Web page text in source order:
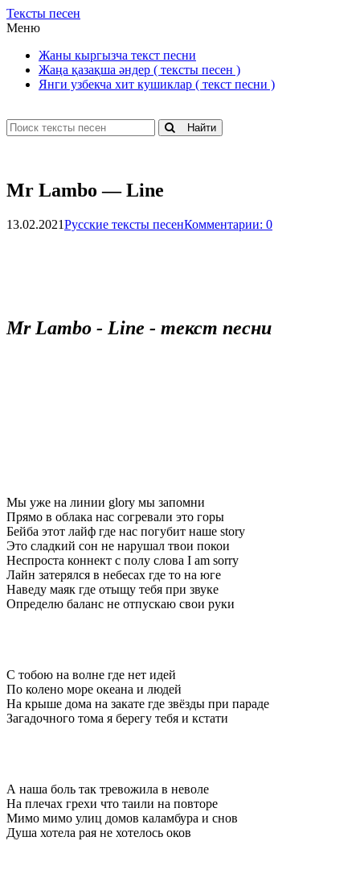
Тексты песен
Меню
Жаны кыргызча текст песни
Жаңа қазақша әндер ( тексты песен )
Янги узбекча хит кушиклар ( текст песни )
Найти
Mr Lambo — Line
13.02.2021Русские тексты песенКомментарии: 0
Mr Lambo - Line - текст песни
Мы уже на линии glory мы запомни
Прямо в облака нас согревали это горы
Бейба этот лайф где нас погубит наше story
Это сладкий сон не нарушал твои покои
Неспроста коннект с полу слова I am sorry
Лайн затерялся в небесах где то на юге
Наведу маяк где отыщу тебя при звуке
Определю баланс не отпускаю свои руки
С тобою на волне где нет идей
По колено море океана и людей
На крыше дома на закате где звёзды при параде
Загадочного тома я берегу тебя и кстати
А наша боль так тревожила в неволе
На плечах грехи что таили на повторе
Мимо мимо улиц домов каламбура и снов
Душа хотела рая не хотелось оков